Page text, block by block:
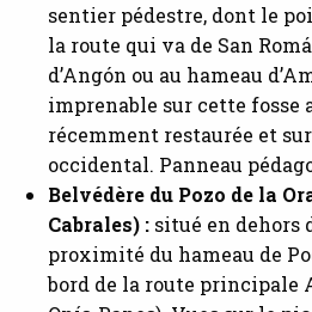
sentier pédestre, dont le
la route qui va de San
d’Angón ou au hameau
imprenable sur cette fosse
récemment restaurée et
occidental. Panneau
Belvédère du Pozo de la
Cabrales) : situé en dehors
proximité du hameau de
bord de la route principale